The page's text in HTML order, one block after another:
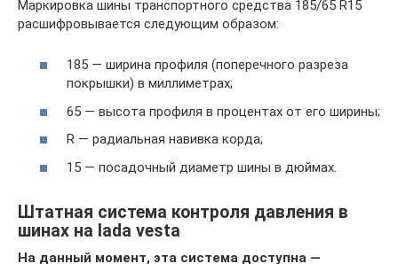
Маркировка шины транспортного средства 185/65 R15
расшифровывается следующим образом:
185 — ширина профиля (поперечного разреза
покрышки) в миллиметрах;
65 — высота профиля в процентах от его ширины;
R — радиальная навивка корда;
15 — посадочный диаметр шины в дюймах.
Штатная система контроля давления в
шинах на lada vesta
На данный момент, эта система доступна —